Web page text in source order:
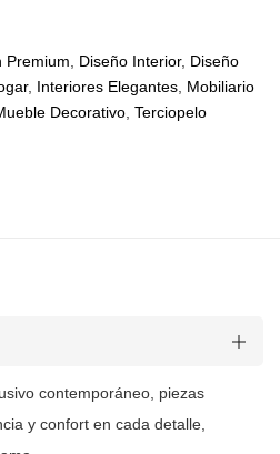
Premium Diseño Interior, Diseño
, Interiores Elegantes Mobiliario
Decorativo Terciopelo
contemporáneo, piezas
y confort en cada detalle,